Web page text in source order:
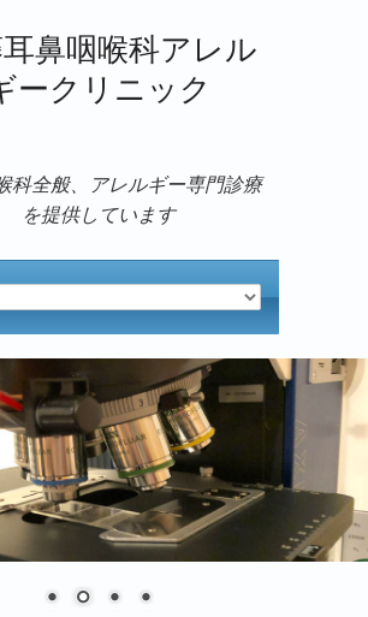
鼻咽喉科アレル
ークリニック
科全般、アレルギー専門診療
を提供しています